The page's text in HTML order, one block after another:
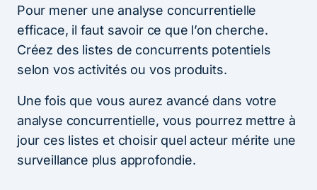
Pour mener une analyse concurrentielle
efficace, il faut savoir ce que l’on cherche.
Créez des listes de concurrents potentiels
selon vos activités ou vos produits.
Une fois que vous aurez avancé dans votre
analyse concurrentielle, vous pourrez mettre à
jour ces listes et choisir quel acteur mérite une
surveillance plus approfondie.